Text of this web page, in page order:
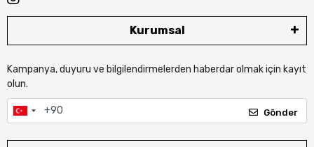
Kurumsal
Kampanya, duyuru ve bilgilendirmelerden haberdar olmak için kayıt
olun.
Gönder